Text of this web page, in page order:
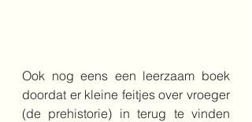
Ook nog eens een leerzaam boek
doordat er kleine feitjes over vroeger
(de prehistorie) in terug te vinden